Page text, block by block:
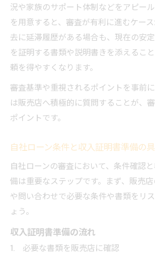
況や家族のサポート体制などをアピー
を用意すると、審査が有利に進むケー
去に延滞履歴がある場合も、現在の安
を証明する書類や説明書きを添えるこ
頼を得やすくなります。
審査基準や重視されるポイントを事前
は販売店へ積極的に質問することが、
ポイントです。
自社ローン条件と収入証明書準備の
自社ローンの審査において、条件確認
備は重要なステップです。まず、販売
や問い合わせで必要な条件や書類をリ
ょう。
収入証明書準備の流れ
必要な書類を販売店に確認